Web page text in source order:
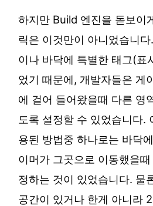
하지만 Build 엔진을 돋보이
릭은 이것만이 아니었습니
이나 바닥에 특별한 태그(표
었기 때문에, 개발자들은 게
에 걸어 들어왔을때 다른 영
도록 설정할 수 있었습니다.
용된 방법중 하나로는 바닥
이머가 그곳으로 이동했을
정하는 것이 있었습니다. 물
공간이 있거나 한게 아니라